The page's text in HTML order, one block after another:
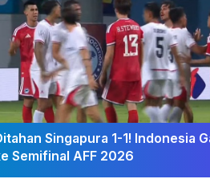
Singapura 1-1! Indonesia
Semifinal AFF 2026